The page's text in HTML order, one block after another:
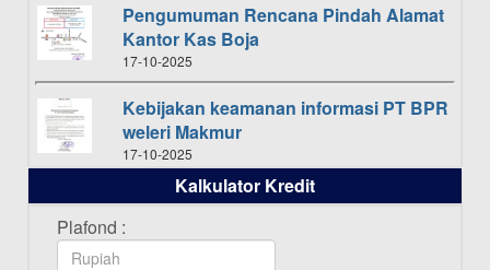
Pengumuman Rencana Pindah Alamat
Kantor Kas Boja
17-10-2025
Kebijakan keamanan informasi PT BPR
weleri Makmur
17-10-2025
Daftar Pemenang Undian TAMASHA
Bulan Oktober 2025
16-10-2025
Kalkulator Kredit
Plafond :